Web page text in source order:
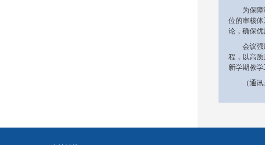
为保
位的审核
论，确保优
会议
程，以高
新学期教学
（通